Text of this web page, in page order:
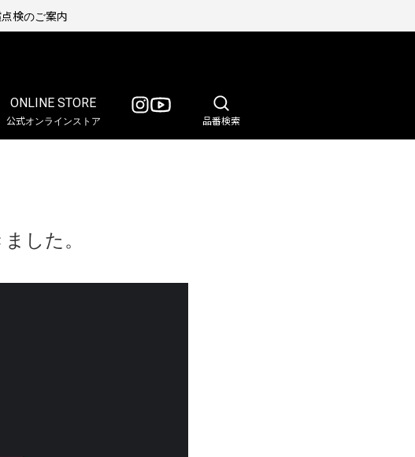
検のご案内
ONLINE STORE
公式オンラインストア 品番検索
した。